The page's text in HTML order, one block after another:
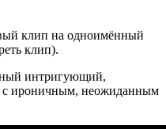
клип на одноимённый
клип).
интригующий,
ироничным, неожиданным